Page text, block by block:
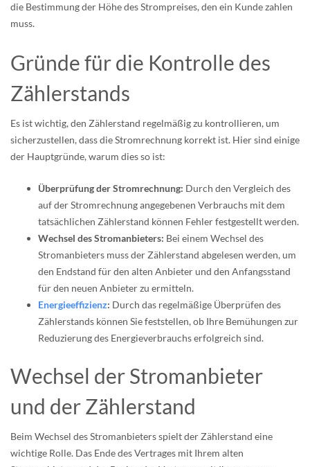
die Bestimmung der Höhe des Strompreises, den ein Kunde zahlen
muss.
Gründe für die Kontrolle des
Zählerstands
Es ist wichtig, den Zählerstand regelmäßig zu kontrollieren, um
sicherzustellen, dass die Stromrechnung korrekt ist. Hier sind einige
der Hauptgründe, warum dies so ist:
Überprüfung der Stromrechnung: Durch den Vergleich des
auf der Stromrechnung angegebenen Verbrauchs mit dem
tatsächlichen Zählerstand können Fehler festgestellt werden.
Wechsel des Stromanbieters: Bei einem Wechsel des
Stromanbieters muss der Zählerstand abgelesen werden, um
den Endstand für den alten Anbieter und den Anfangsstand
für den neuen Anbieter zu ermitteln.
Energieeffizienz: Durch das regelmäßige Überprüfen des
Zählerstands können Sie feststellen, ob Ihre Bemühungen zur
Reduzierung des Energieverbrauchs erfolgreich sind.
Wechsel der Stromanbieter
und der Zählerstand
Beim Wechsel des Stromanbieters spielt der Zählerstand eine
wichtige Rolle. Das Ende des Vertrages mit Ihrem alten